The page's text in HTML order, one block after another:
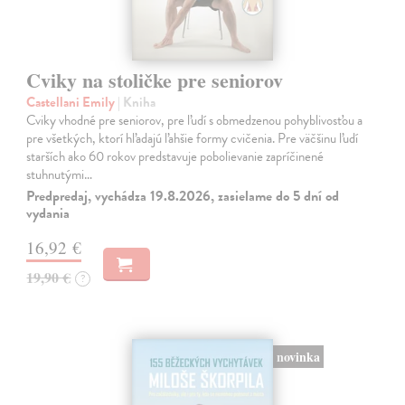
Cviky na stoličke pre seniorov
Castellani Emily| Kniha
Cviky vhodné pre seniorov, pre ľudí s obmedzenou pohyblivosťou a
pre všetkých, ktorí hľadajú ľahšie formy cvičenia. Pre väčšinu ľudí
starších ako 60 rokov predstavuje pobolievanie zapríčinené
stuhnutými…
Predpredaj, vychádza 19.8.2026, zasielame do 5 dní od
vydania
16,92 €
19,90 € ?
novinka